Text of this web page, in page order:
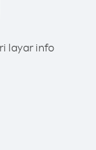
layar info